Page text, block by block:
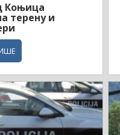
Коњица
терену и